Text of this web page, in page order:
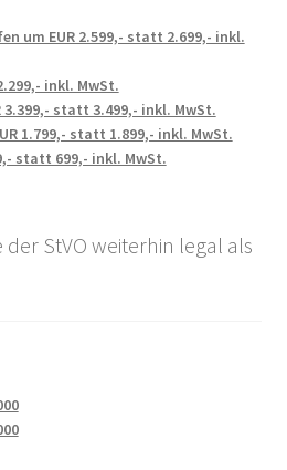
um EUR 2.599,- statt 2.699,- inkl.
inkl. MwSt.
3.399,- statt 3.499,- inkl. MwSt.
1.799,- statt 1.899,- inkl. MwSt.
statt 699,- inkl. MwSt.
StVO weiterhin legal als